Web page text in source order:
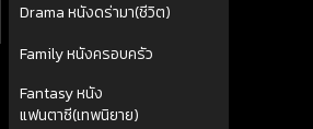
Drama หนังดร่ามา(ชีวิต)
Family หนังครอบครัว
Fantasy หนัง
แฟนตาซี(เทพนิยาย)